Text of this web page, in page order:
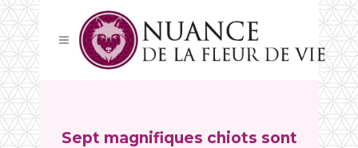
Sept magnifiques chiots sont